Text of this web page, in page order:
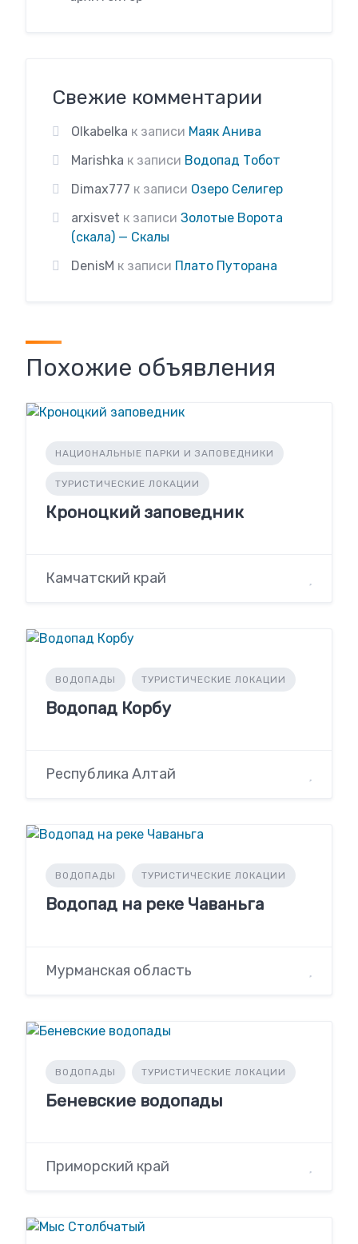
Свежие комментарии
Olkabelka к записи Маяк Анива
Marishka к записи Водопад Тобот
Dimax777 к записи Озеро Селигер
arxisvet к записи Золотые Ворота
(скала) — Скалы
DenisM к записи Плато Путорана
Похожие объявления
НАЦИОНАЛЬНЫЕ ПАРКИ И ЗАПОВЕДНИКИ
ТУРИСТИЧЕСКИЕ ЛОКАЦИИ
Кроноцкий заповедник
Камчатский край
ВОДОПАДЫ ТУРИСТИЧЕСКИЕ ЛОКАЦИИ
Водопад Корбу
Республика Алтай
ВОДОПАДЫ ТУРИСТИЧЕСКИЕ ЛОКАЦИИ
Водопад на реке Чаваньга
Мурманская область
ВОДОПАДЫ ТУРИСТИЧЕСКИЕ ЛОКАЦИИ
Беневские водопады
Приморский край